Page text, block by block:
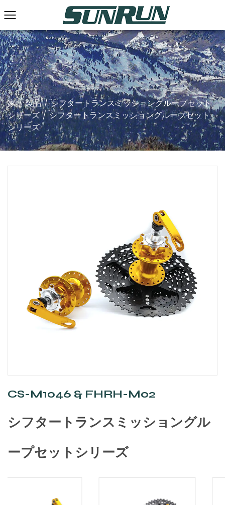
家/製品/シフタートランスミッショングループセット
シリーズ/シフタートランスミッショングループセット
シリーズ
CS-M1046 & FHRH-M02
シフタートランスミッショングル
ープセットシリーズ